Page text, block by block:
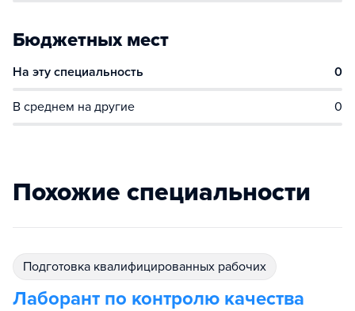
Бюджетных мест
На эту специальность 0
В среднем на другие 0
Похожие специальности
подготовка квалифицированных рабочих
Лаборант по контролю качества